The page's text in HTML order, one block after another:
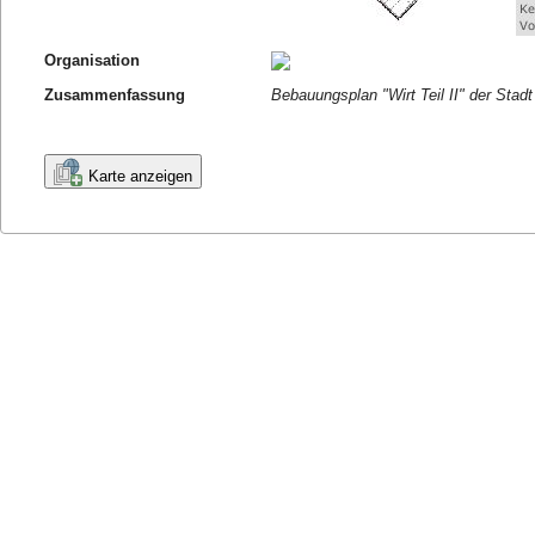
Organisation
Zusammenfassung
Bebauungsplan "Wirt Teil II" der
Karte anzeigen